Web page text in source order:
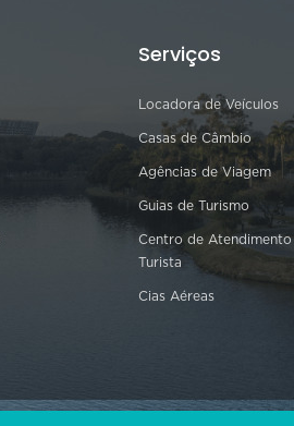
Serviços
Locadora de Veículos
Casas de Câmbio
Agências de Viagem
Guias de Turismo
Centro de Atendimento
Turista
Cias Aéreas